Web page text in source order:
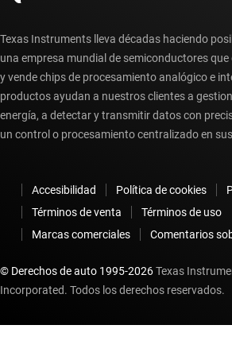
Texas Instruments lleva décadas haciendo
una empresa mundial de semiconductores
y vende chips de procesamiento analógico e
productos ayudan a nuestros clientes a
energía, a detectar y transmitir datos con
un control o procesamiento centralizado en
Accesibilidad Política de cookies
Términos de venta
Términos de uso
Marcas comerciales
Comentarios
© Derechos de auto 1995-2026Texas
Incorporated. Todos los derechos reservados.